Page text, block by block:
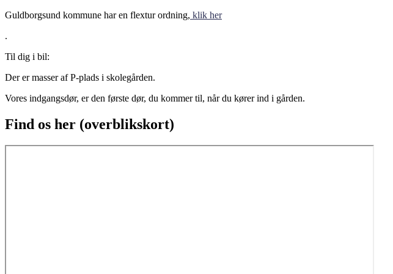
Guldborgsund kommune har en flextur ordning, klik her
.
Til dig i bil:
Der er masser af P-plads i skolegården.
Vores indgangsdør, er den første dør, du kommer til, når du kører ind i gården.
Find os her (overblikskort)